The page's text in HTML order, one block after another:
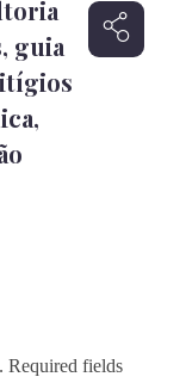
, guia
,
Required fields